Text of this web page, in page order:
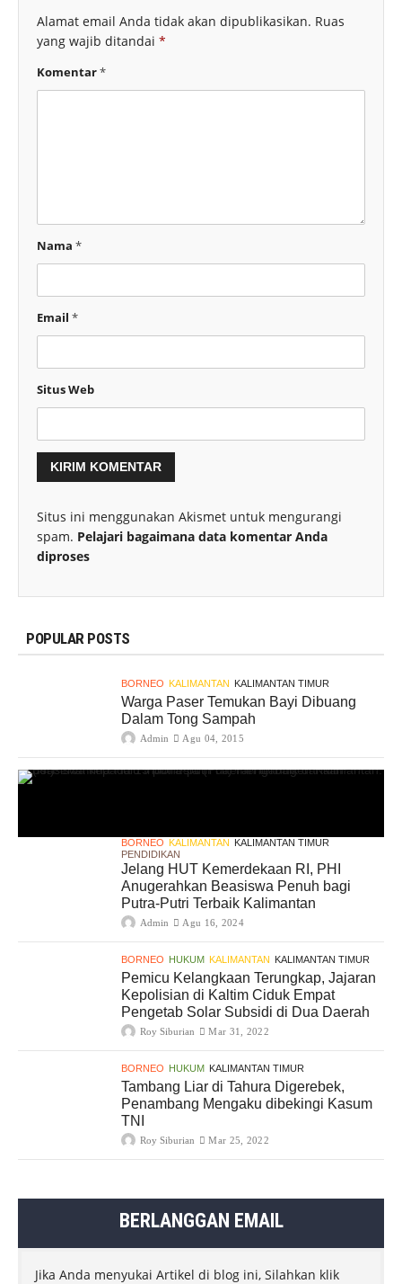
Alamat email Anda tidak akan dipublikasikan. Ruas
yang wajib ditandai *
Komentar*
Nama *
Email *
Situs Web
Situs ini menggunakan Akismet untuk mengurangi
spam. Pelajari bagaimana data komentar Anda
diproses
POPULAR POSTS
BORNEO KALIMANTAN KALIMANTAN TIMUR
Warga Paser Temukan Bayi Dibuang
Dalam Tong Sampah
Admin Agu 04, 2015
BORNEO KALIMANTAN KALIMANTAN TIMUR
PENDIDIKAN
Jelang HUT Kemerdekaan RI, PHI
Anugerahkan Beasiswa Penuh bagi
Putra-Putri Terbaik Kalimantan
Admin Agu 16, 2024
BORNEO HUKUM KALIMANTAN KALIMANTAN TIMUR
Pemicu Kelangkaan Terungkap, Jajaran
Kepolisian di Kaltim Ciduk Empat
Pengetab Solar Subsidi di Dua Daerah
Roy Siburian Mar 31, 2022
BORNEO HUKUM KALIMANTAN TIMUR
Tambang Liar di Tahura Digerebek,
Penambang Mengaku dibekingi Kasum
TNI
Roy Siburian Mar 25, 2022
BERLANGGAN EMAIL
Jika Anda menyukai Artikel di blog ini, Silahkan klik